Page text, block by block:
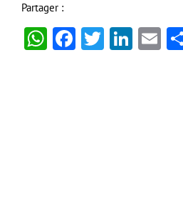
Partager :
WhatsApp
Facebook
Twitter